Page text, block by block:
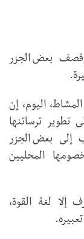
بعض الجزر
اليوم، إن
تطوير ترساتنها
إلى بعض الجزر
المحليين
إلا لغة القوة،